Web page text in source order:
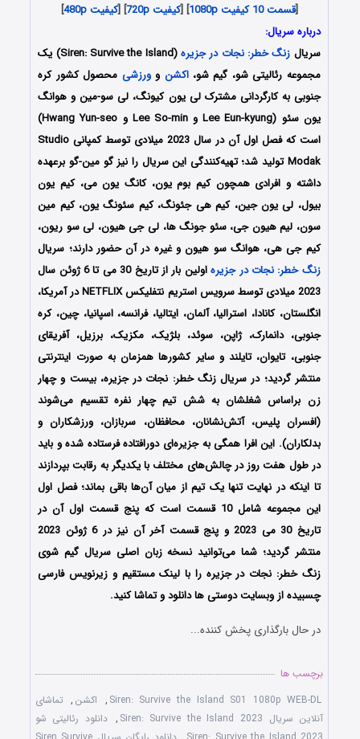
[قسمت 10 کیفیت 1080p ] [کیفیت 720p ] [کیفیت 480p
]
درباره سریال:
سریال زنگ خطر: نجات در جزیره
(Siren: Survive the Island) یک
مجموعه رئالیتی شو، گیم شو،اکشن وورزشی محصول کشور کره
جنوبی به کارگردانی مشترک لی یون کیونگ، لی سو-مین و هوانگ
یون سئو (Lee Eun-kyung و Lee So-min و Hwang Yun-seo)
است که فصل اول آن در سال 2023 میلادی توسط کمپانی Studio
Modak تولید شد؛ تهیه‌کنندگی این سریال را نیز گو مین-گو برعهده
داشته و افرادی همچون کیم بوم یون، کانگ یون می، کیم یون
بیول، لی یون جین، کیم هی جئونگ، کیم سئونگ یون، کیم مین
سون، لیم هیون جی، سئو جونگ ها، لی جی هیون، لی سو ریون،
کیم جی هی، هوانگ سو هیون و غیره در آن حضور دارند؛ سریال
زنگ خطر: نجات در جزیره
اولین بار از تاریخ 30 می تا 6 ژوئن سال
2023 میلادی توسط سرویس استریم نتفلیکس NETFLIX در آمریکا،
انگلستان، کانادا، استرالیا، آلمان، ایتالیا، فرانسه، اسپانیا، چین، کره
جنوبی، دانمارک، ژاپن، سوئد، بلژیک، مکزیک، برزیل، آفریقای
جنوبی، تایوان، تایلند و سایر کشورها همزمان به صورت اینترنتی
منتشر گردید؛ در سریال زنگ خطر: نجات در جزیره، بیست و چهار
زن براساس شغلشان به شش تیم چهار نفره تقسیم می‌شوند
(افسران پلیس، آتش‌نشانان، محافظان، سربازان، ورزشکاران و
بدلکاران). این افرا همگی به جزیره‌ای دورافتاده فرستاده شده و باید
در طول هفت روز در چالش‌های مختلف با یکدیگر به رقابت بپردازند
تا اینکه در نهایت تنها یک تیم از میان آن‌ها باقی بماند؛ فصل اول
این مجموعه شامل 10 قسمت است که پنج قسمت اول آن در
تاریخ 30 می 2023 و پنج قسمت آخر آن نیز در 6 ژوئن 2023
منتشر گردید؛ شما می‌توانید نسخه زبان اصلی سریال گیم شوی
زنگ خطر: نجات در جزیره را با لینک مستقیم و زیرنویس فارسی
چسبیده از وبسایت دوستی ها دانلود و تماشا کنید.
در حال بارگذاری پخش کننده...
برچسب ها
Siren: Survive the Island S01 1080p WEB-DL
, اکشن , تماشای
آنلاین سریال Siren: Survive the Island 2023
, دانلود رئالیتی شو